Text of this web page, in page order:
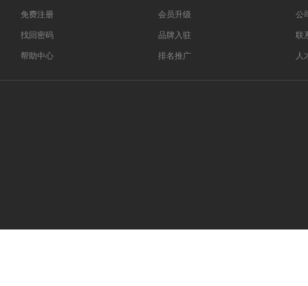
免费注册
找回密码
帮助中心
会员升级
品牌入驻
排名推广
公
联
人